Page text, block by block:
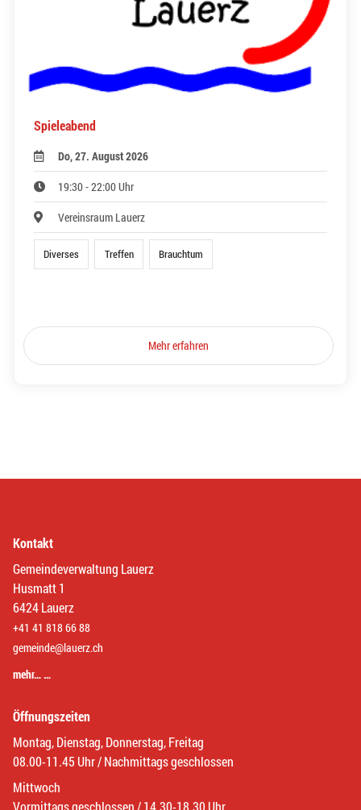
Spieleabend
Do, 27. August 2026
19:30 - 22:00 Uhr
Vereinsraum Lauerz
Diverses Treffen Brauchtum
Mehr erfahren
Kontakt
Gemeindeverwaltung Lauerz
Husmatt 1
6424 Lauerz
+41 41 818 66 88
gemeinde@lauerz.ch
mehr… …
Öffnungszeiten
Montag, Dienstag, Donnerstag, Freitag
08.00-11.45 Uhr / Nachmittags geschlossen
Mittwoch
Vormittags geschlossen / 14.30-18.30 Uhr